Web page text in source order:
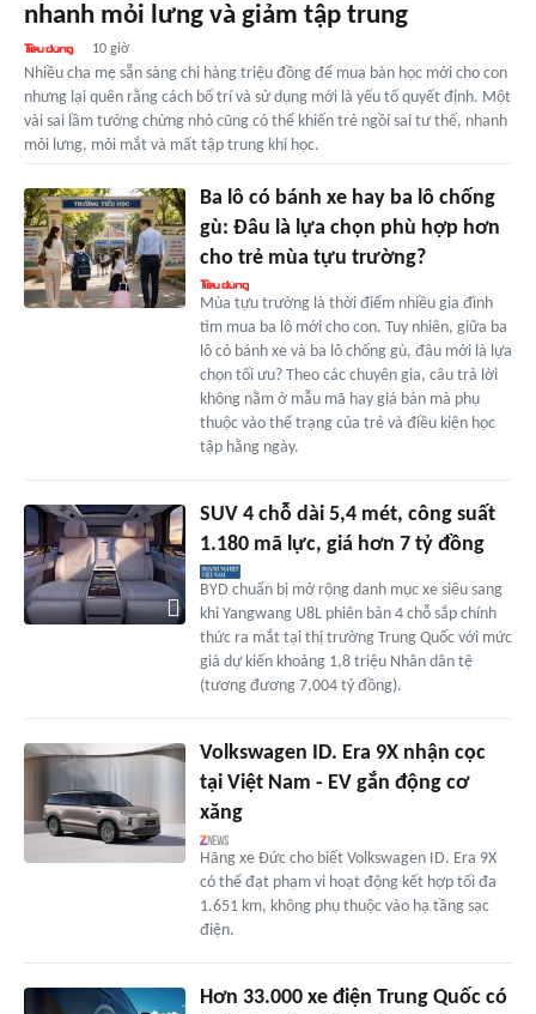
nhanh mỏi lưng và giảm tập trung
10 giờ
Nhiều cha mẹ sẵn sàng chi hàng triệu đồng để mua bàn học mới cho con
nhưng lại quên rằng cách bố trí và sử dụng mới là yếu tố quyết định. Một
vài sai lầm tưởng chừng nhỏ cũng có thể khiến trẻ ngồi sai tư thế, nhanh
mỏi lưng, mỏi mắt và mất tập trung khi học.
Ba lô có bánh xe hay ba lô chống
gù: Đâu là lựa chọn phù hợp hơn
cho trẻ mùa tựu trường?
Mùa tựu trường là thời điểm nhiều gia đình
tìm mua ba lô mới cho con. Tuy nhiên, giữa ba
lô có bánh xe và ba lô chống gù, đâu mới là lựa
chọn tối ưu? Theo các chuyên gia, câu trả lời
không nằm ở mẫu mã hay giá bán mà phụ
thuộc vào thể trạng của trẻ và điều kiện học
tập hằng ngày.
SUV 4 chỗ dài 5,4 mét, công suất
1.180 mã lực, giá hơn 7 tỷ đồng
BYD chuẩn bị mở rộng danh mục xe siêu sang
khi Yangwang U8L phiên bản 4 chỗ sắp chính
thức ra mắt tại thị trường Trung Quốc với mức
giá dự kiến khoảng 1,8 triệu Nhân dân tệ
(tương đương 7,004 tỷ đồng).
Volkswagen ID. Era 9X nhận cọc
tại Việt Nam - EV gắn động cơ
xăng
Hãng xe Đức cho biết Volkswagen ID. Era 9X
có thể đạt phạm vi hoạt động kết hợp tối đa
1.651 km, không phụ thuộc vào hạ tầng sạc
điện.
Hơn 33.000 xe điện Trung Quốc có